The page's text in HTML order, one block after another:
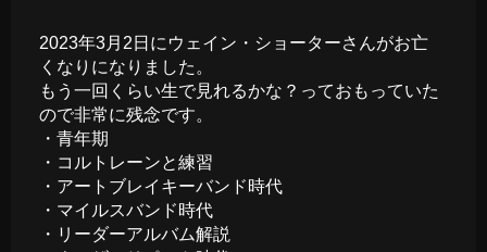
2023年3月2日にウェイン・ショーターさんがお亡
くなりになりました。
もう一回くらい生で見れるかな？っておもっていた
ので非常に残念です。
・青年期
・コルトレーンと練習
・アートブレイキーバンド時代
・マイルスバンド時代
・リーダーアルバム解説